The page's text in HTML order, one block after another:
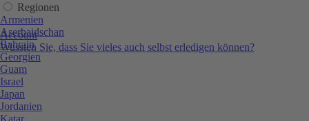
Account
Wussten Sie, dass Sie vieles auch selbst erledigen können?
Regionen
Armenien
Aserbaidschan
Bahrain
Georgien
Guam
Israel
Japan
Jordanien
Katar